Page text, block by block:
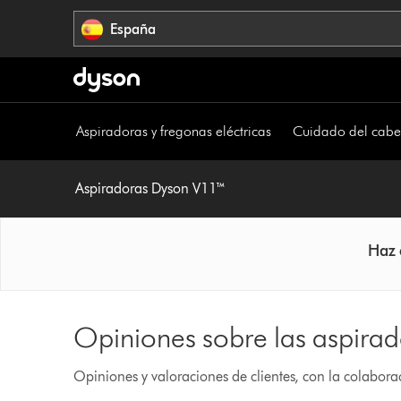
España
Aspiradoras y fregonas eléctricas Cuidado del
Aspiradoras Dyson V11™
Haz
Opiniones sobre las
Opiniones y valoraciones de clientes, con la